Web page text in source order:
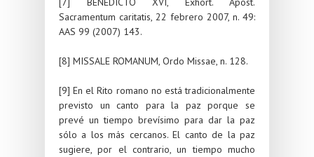
Sacramentum caritatis, 22 febrero 2007, n. 49:
AAS 99 (2007) 143.
[8] MISSALE ROMANUM, Ordo Missae, n. 128.
[9] En el Rito romano no está tradicionalmente
previsto un canto para la paz porque se
prevé un tiempo brevísimo para dar la paz
sólo a los más cercanos. El canto de la paz
sugiere, por el contrario, un tiempo mucho